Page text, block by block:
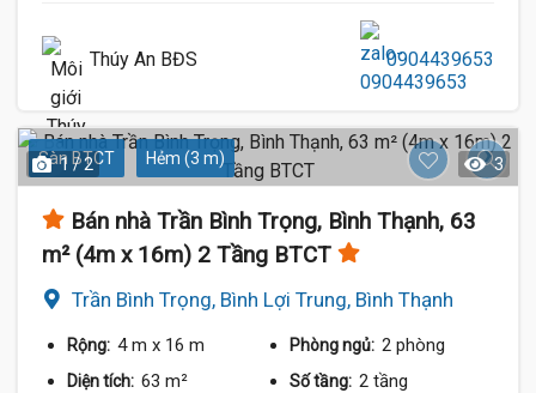
Thúy An BĐS 0904439653
Sàn BTCT Hẻm (3 m)
1 / 2 3
Bán nhà Trần Bình Trọng, Bình Thạnh, 63
m² (4m x 16m) 2 Tầng BTCT
Trần Bình Trọng, Bình Lợi Trung, Bình Thạnh
Rộng: 4 m x 16 m Phòng ngủ: 2 phòng
Diện tích: 63 m² Số tầng: 2 tầng